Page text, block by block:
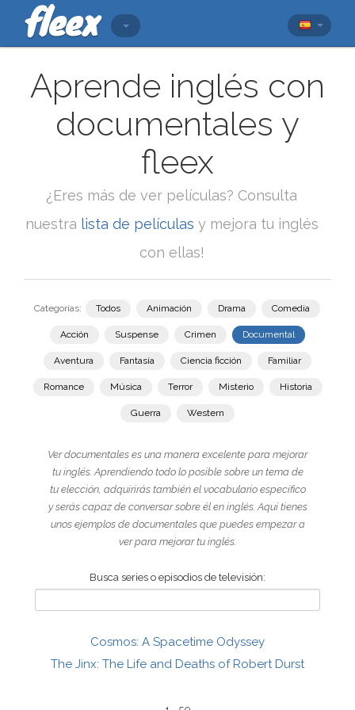
Aprende inglés con
documentales y
fleex
¿Eres más de ver películas? Consulta
nuestra lista de películas y mejora tu inglés
con ellas!
Categorías: Todos Animación Drama Comedia
Acción Suspense Crimen Documental
Aventura Fantasía Ciencia ficción Familiar
Romance Música Terror Misterio Historia
Guerra Western
Ver documentales es una manera excelente para mejorar
tu inglés. Aprendiendo todo lo posible sobre un tema de
tu elección, adquirirás también el vocabulario específico
y serás capaz de conversar sobre él en inglés. Aquí tienes
unos ejemplos de documentales que puedes empezar a
ver para mejorar tu inglés.
Busca series o episodios de televisión:
Cosmos: A Spacetime Odyssey
The Jinx: The Life and Deaths of Robert Durst